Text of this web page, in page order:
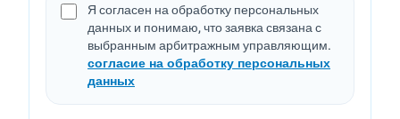
Я согласен на обработку персональных
данных и понимаю, что заявка связана с
выбранным арбитражным управляющим.
согласие на обработку персональных
данных